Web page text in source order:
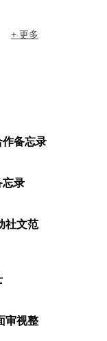
+ 更多
备忘录
忘录
社文范
审视整